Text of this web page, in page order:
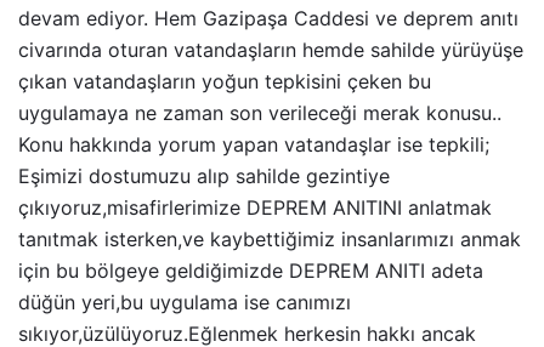
devam ediyor. Hem Gazipaşa Caddesi ve deprem anıtı
civarında oturan vatandaşların hemde sahilde yürüyüşe
çıkan vatandaşların yoğun tepkisini çeken bu
uygulamaya ne zaman son verileceği merak konusu..
Konu hakkında yorum yapan vatandaşlar ise tepkili;
Eşimizi dostumuzu alıp sahilde gezintiye
çıkıyoruz,misafirlerimize DEPREM ANITINI anlatmak
tanıtmak isterken,ve kaybettiğimiz insanlarımızı anmak
için bu bölgeye geldiğimizde DEPREM ANITI adeta
düğün yeri,bu uygulama ise canımızı
sıkıyor,üzülüyoruz.Eğlenmek herkesin hakkı ancak